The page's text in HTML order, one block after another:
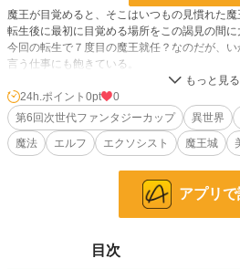
魔王が目覚めると、そこはいつもの見慣れた
転生後に最初に目覚める場所をこの謁見の間に
今回の転生で７度目の魔王就任？なのだが、
言う仕事にも飽きている。
そこで魔王は、今度は別の人生を歩みたい！
王たらしめている容姿を何とかする処から始め
る。
魔王は、いつエクソシストになれるのか？
228,637 位 / 228,637 件
53,274 位 / 53,274 件
24h.ポイント 0pt
0
第6回次世代ファンタジーカップ
異世界
魔法
エルフ エクソシスト 魔王城
アプリ
目次